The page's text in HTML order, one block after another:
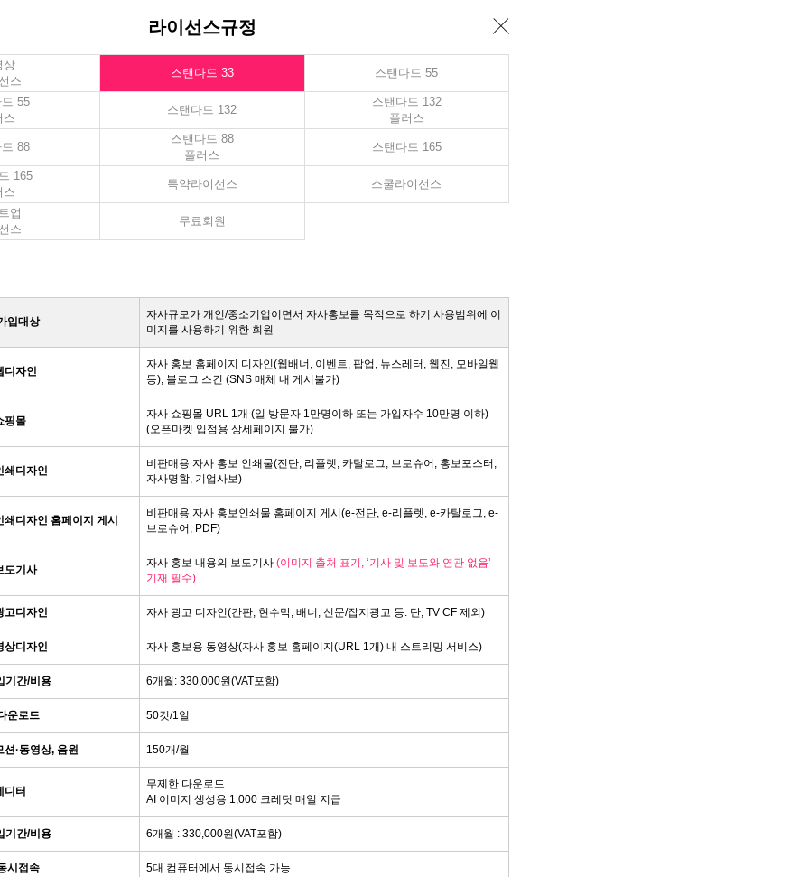
라이선스규정
상
스
스탠다드 33 스탠다드 55
55
스
스탠다드 132
스탠다드 132
플러스
88
스탠다드 88
플러스
스탠다드 165
165
스
특약라이선스 스쿨라이선스
업
스
무료회원
입대상
자사규모가 개인/중소기업이면서 자사홍보를 목적으로 하기 사용범위에 이
미지를 사용하기 위한 회원
디자인
자사 홍보 홈페이지 디자인(웹배너, 이벤트, 팝업, 뉴스레터, 웹진, 모바일웹
등), 블로그 스킨 (SNS 매체 내 게시불가)
핑몰
자사 쇼핑몰 URL 1개 (일 방문자 1만명이하 또는 가입자수 10만명 이하)
(오픈마켓 입점용 상세페이지 불가)
쇄디자인
비판매용 자사 홍보 인쇄물(전단, 리플렛, 카탈로그, 브로슈어, 홍보포스터,
자사명함, 기업사보)
쇄디자인 홈페이지 게시
비판매용 자사 홍보인쇄물 홈페이지 게시(e-전단, e-리플렛, e-카탈로그, e-
브로슈어, PDF)
도기사
자사 홍보 내용의 보도기사 (이미지 출처 표기, ‘기사 및 보도와 연관 없음’
기재 필수)
고디자인 자사 광고 디자인(간판, 현수막, 배너, 신문/잡지광고 등. 단, TV CF 제외)
상디자인 자사 홍보용 동영상(자사 홍보 홈페이지(URL 1개) 내 스트리밍 서비스)
기간/비용 6개월: 330,000원(VAT포함)
운로드 50컷/1일
션·동영상, 음원 150개/월
디터
무제한 다운로드
AI 이미지 생성용 1,000 크레딧 매일 지급
기간/비용 6개월 : 330,000원(VAT포함)
시접속 5대 컴퓨터에서 동시접속 가능